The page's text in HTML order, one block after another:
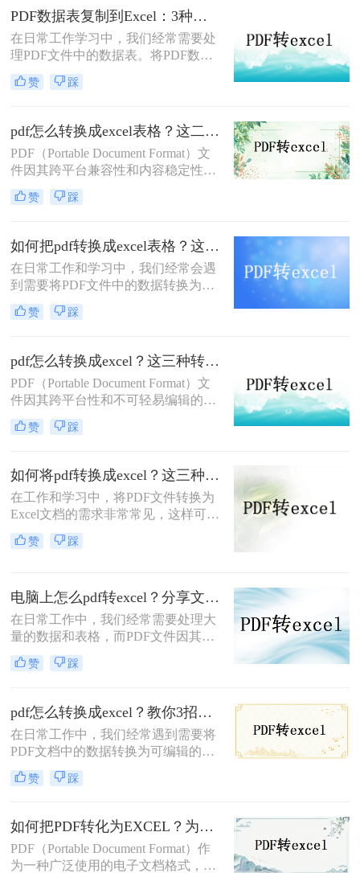
介绍两种将PDF转化为Excel的有效方
法，帮助您轻松完成PDF到Excel的转
换。
PDF数据表复制到Excel：3种方法的速度和准确率差别挺大！
在日常工作学习中，我们经常需要处
理PDF文件中的数据表。将PDF数据
表复制到Excel中，可以方便我们进行
数据分析和处理。本文将详细介绍怎
松实现数据的高效转换。
赞 踩
pdf怎么转换成excel表格？这二种转换方法较为实用！
PDF（Portable Document Format）文
件因其跨平台兼容性和内容稳定性，
在文档分享和存档中得到了广泛应
用。然而，有时我们需要将PDF中的
析和处理，这就需要将PDF转换成
Excel表格。那么pdf怎么转换成excel
表格呢？本文将介绍两种将PDF转换
成Excel表格的方法。
赞 踩
如何把pdf转换成excel表格？这二种好用的方法了解一下！
在日常工作和学习中，我们经常会遇
到需要将PDF文件中的数据转换为
Excel表格的情况。PDF文件的优点是
格式稳定、易于阅读和分享，但编辑
表格则以其强大的数据处理和分析能
力著称。因此，掌握如何把pdf转换成
excel表格的方法显得尤为重要。以下
是两种实用的转换方法。
赞 踩
pdf怎么转换成excel？这三种转换方法很实用！
​PDF（Portable Document Format）文
件因其跨平台性和不可轻易编辑的特
性，广泛应用于文档共享和存档。然
而，当需要从PDF中提取数据并进行
选择。那么pdf怎么转换成excel呢？本
文将介绍三种将PDF转换成Excel的高
效方法。
赞 踩
如何将pdf转换成excel？这三种方法教会你！
在工作和学习中，将PDF文件转换为
Excel文档的需求非常常见，这样可以
方便地对数据进行编辑和分析。那么
如何将pdf转换成excel呢？本文将介绍
赞 踩
电脑上怎么pdf转excel？分享文件转换的二个实用方法！
在日常工作中，我们经常需要处理大
量的数据和表格，而PDF文件因其不
可编辑性，有时会成为数据整理和分
析的障碍。将PDF转换为Excel格式不
可以利用Excel的强大功能进行数据处
理。本文将详细介绍电脑上怎么pdf转
excel的方法。
赞 踩
pdf怎么转换成excel？教你3招轻松搞定！
在日常工作中，我们经常遇到需要将
PDF文档中的数据转换为可编辑的
Excel表格的情况。无论是财务报告、
调查结果还是其他类型的数据集，将
还能提高工作效率。本文将详细介绍
pdf怎么转换成excel。
赞 踩
如何把PDF转化为EXCEL？为你带来二个好用的方法！
PDF（Portable Document Format）作
为一种广泛使用的电子文档格式，因